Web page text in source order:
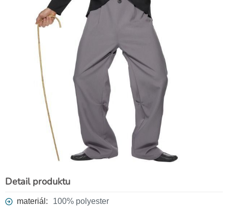
Detail produktu
materiál:
100% polyester